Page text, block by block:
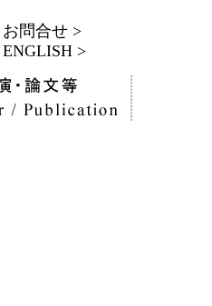
お問合せ >
ENGLISH >